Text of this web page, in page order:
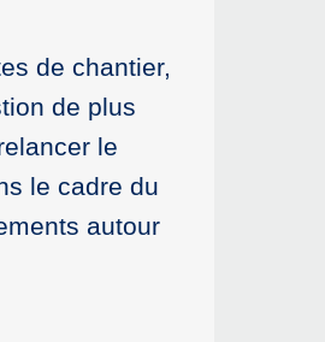
de chantier,
de plus
le
le cadre du
autour